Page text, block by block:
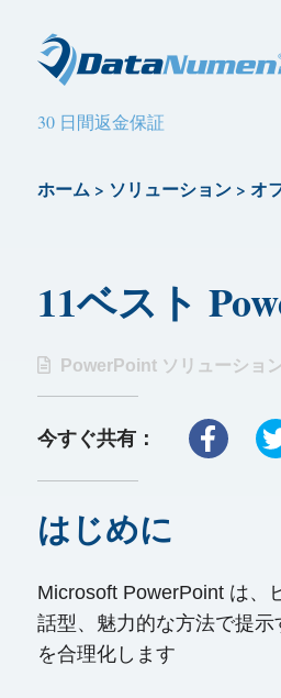
30 日間返金保証
ホーム> ソリューション> オ
11ベスト
PowerPoint ソリューショ
今すぐ共有：
はじめに
Microsoft PowerPoint は、
話型、魅力的な方法で提
を合理化します